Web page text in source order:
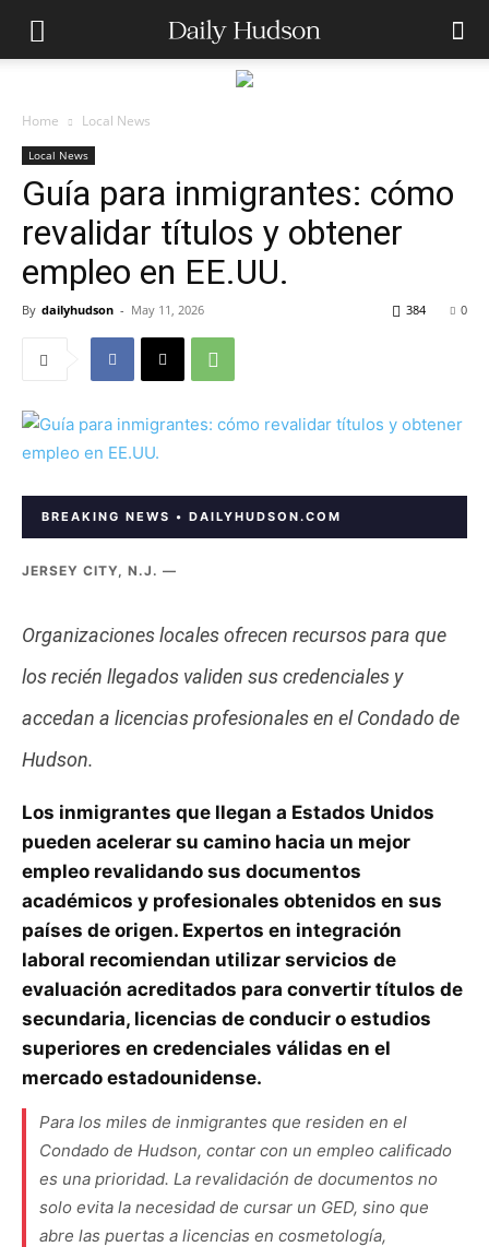
Home Local News
Local News
Guía para inmigrantes: cómo
revalidar títulos y obtener
empleo en EE.UU.
By dailyhudson - May 11, 2026 0
384
BREAKING NEWS • DAILYHUDSON.COM
JERSEY CITY, N.J. —
Organizaciones locales ofrecen recursos para que
los recién llegados validen sus credenciales y
accedan a licencias profesionales en el Condado de
Hudson.
Los inmigrantes que llegan a Estados Unidos
pueden acelerar su camino hacia un mejor
empleo revalidando sus documentos
académicos y profesionales obtenidos en sus
países de origen. Expertos en integración
laboral recomiendan utilizar servicios de
evaluación acreditados para convertir títulos de
secundaria, licencias de conducir o estudios
superiores en credenciales válidas en el
mercado estadounidense.
Para los miles de inmigrantes que residen en el
Condado de Hudson, contar con un empleo calificado
es una prioridad. La revalidación de documentos no
solo evita la necesidad de cursar un GED, sino que
abre las puertas a licencias en cosmetología,